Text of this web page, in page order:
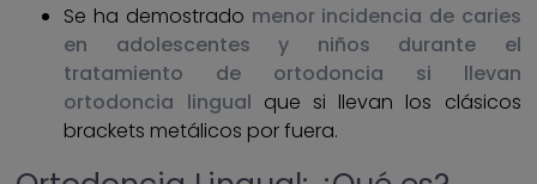
Se ha demostrado menor incidencia de caries
en adolescentes y niños durante el
tratamiento de ortodoncia si llevan
ortodoncia lingual que si llevan los clásicos
brackets metálicos por fuera.